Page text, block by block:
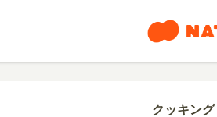
クッキング